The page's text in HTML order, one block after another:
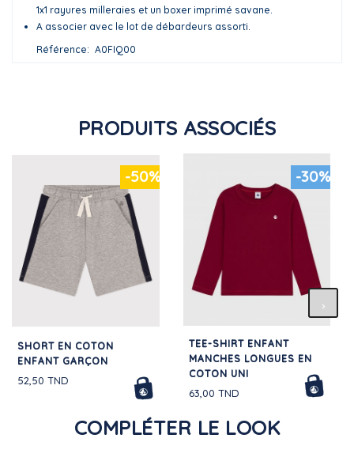
1x1 rayures milleraies et un boxer imprimé savane.
A associer avec le lot de débardeurs assorti.
Référence
A0FIQ00
PRODUITS ASSOCIÉS
-50%
SHORT EN COTON
ENFANT GARÇON
52,50 TND
-30%
TEE-SHIRT ENFANT
MANCHES LONGUES EN
COTON UNI
63,00 TND
COMPLÉTER LE LOOK